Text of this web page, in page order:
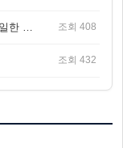
조회 408
조회 432